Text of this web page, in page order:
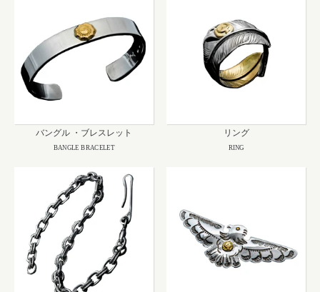
バングル ・ブレスレット
BANGLE BRACELET
リング
RING